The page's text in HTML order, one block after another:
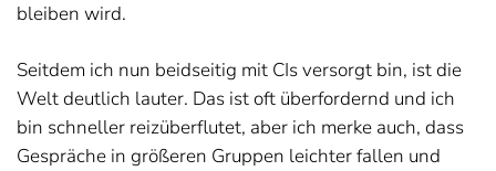
bleiben wird.
Seitdem ich nun beidseitig mit CIs versorgt bin, ist die
Welt deutlich lauter. Das ist oft überfordernd und ich
bin schneller reizüberflutet, aber ich merke auch, dass
Gespräche in größeren Gruppen leichter fallen und